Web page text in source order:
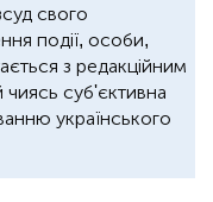
свого
події, особи,
з редакційним
суб'єктивна
українського